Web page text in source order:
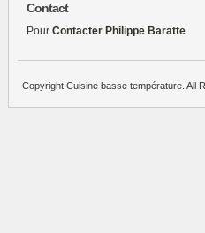
Contact
Pour Contacter Philippe Baratte
Copyright Cuisine basse température. All